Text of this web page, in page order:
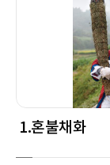
1.혼불채화